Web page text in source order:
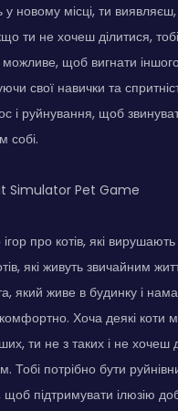
новому місці, ти
ти не хочеш ділитися,
щоб вигнати
свої навички та
і руйнування, щоб
собі.
Simulator Pet Game
ігор про котів, які
які живуть звичайним
який живе в будинку і
Хоча деякі коти
ти не з таких і не хочеш
Тобі потрібно бути
підтримувати ілюзію